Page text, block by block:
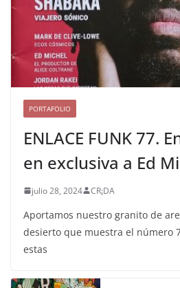
PORTAFOLIO
ENLACE FUNK 77.
en exclusiva a Ed
julio 28, 2024 CR¡DA
Aportamos nuestro granito de
desierto que muestra el número
estas